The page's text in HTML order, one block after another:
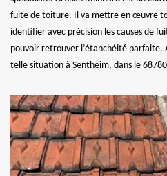
fuite de toiture. Il va mettre en œuvre
identifier avec précision les causes de
pouvoir retrouver l’étanchéité parfaite.
telle situation à Sentheim, dans le